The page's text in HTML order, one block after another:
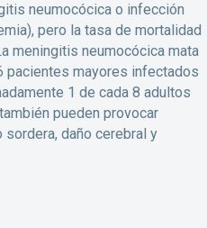
neumocócica o infección
pero la tasa de mortalidad
meningitis neumocócica mata
pacientes mayores infectados
1 de cada 8 adultos
pueden provocar
daño cerebral y